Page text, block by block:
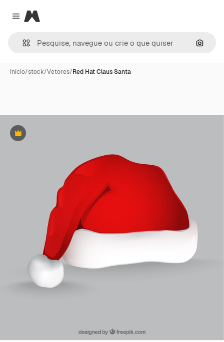
Close menu
Magnific
Início/stock/Vetores/Red Hat Claus Santa
Premium